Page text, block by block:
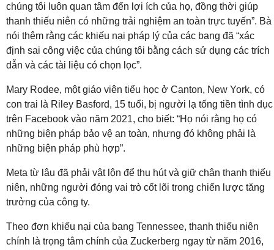
chúng tôi luôn quan tâm đến lợi ích của họ, đồng thời giúp
thanh thiếu niên có những trải nghiệm an toàn trực tuyến”. Bà
nói thêm rằng các khiếu nại pháp lý của các bang đã “xác
định sai công việc của chúng tôi bằng cách sử dụng các trích
dẫn và các tài liệu có chọn lọc”.
Mary Rodee, một giáo viên tiểu học ở Canton, New York, có
con trai là Riley Basford, 15 tuổi, bị người lạ tống tiền tình dục
trên Facebook vào năm 2021, cho biết: “Họ nói rằng họ có
những biện pháp bảo vệ an toàn, nhưng đó không phải là
những biện pháp phù hợp”.
Meta từ lâu đã phải vật lộn để thu hút và giữ chân thanh thiếu
niên, những người đóng vai trò cốt lõi trong chiến lược tăng
trưởng của công ty.
Theo đơn khiếu nại của bang Tennessee, thanh thiếu niên
chính là trọng tâm chính của Zuckerberg ngay từ năm 2016,